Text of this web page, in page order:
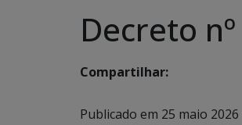
Decreto
Compartilhar:
Publicado em 25 maio 2026